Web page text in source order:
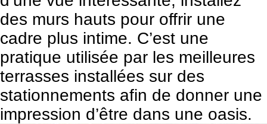
des murs hauts pour offrir une
cadre plus intime. C’est une
pratique utilisée par les meilleures
terrasses installées sur des
stationnements afin de donner une
impression d’être dans une oasis.